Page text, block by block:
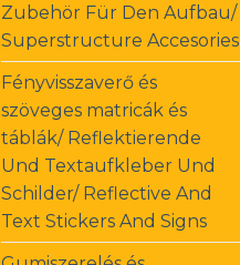
Zubehör Für Den Aufbau/
Superstructure Accesories
Fényvisszaverő és
szöveges matricák és
táblák/ Reflektierende
Und Textaufkleber Und
Schilder/ Reflective And
Text Stickers And Signs